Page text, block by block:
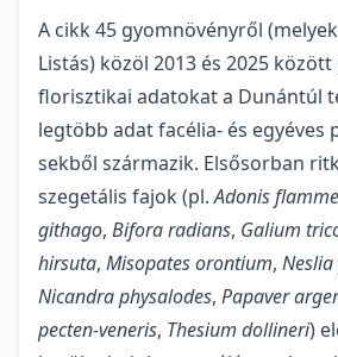
A cikk 45 gyomnövényről
Listás) közöl 2013 és 2025
florisztikai adatokat a Dunántúl
legtöbb adat facélia- és egyéves
sekből származik. Elsősorban
szegetális fajok (pl.Adonis
githago, Bifora radians, Galium
hirsuta, Misopates orontium,
Nicandra physalodes, Papaver
pecten-veneris, Thesium dollineri)